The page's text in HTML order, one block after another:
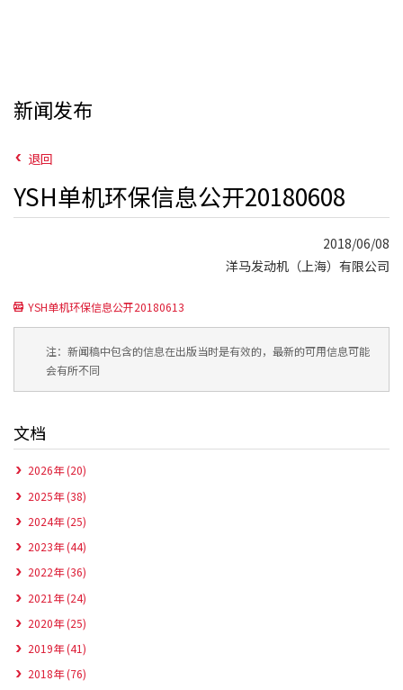
新闻发布
退回
YSH单机环保信息公开20180608
2018/06/08
洋马发动机（上海）有限公司
YSH单机环保信息公开20180613
注：新闻稿中包含的信息在出版当时是有效的，最新的可用信息可能
会有所不同
文档
2026年 (20)
2025年 (38)
2024年 (25)
2023年 (44)
2022年 (36)
2021年 (24)
2020年 (25)
2019年 (41)
2018年 (76)